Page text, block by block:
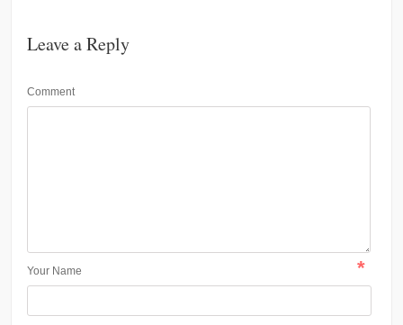
Leave a Reply
Comment
Your Name *